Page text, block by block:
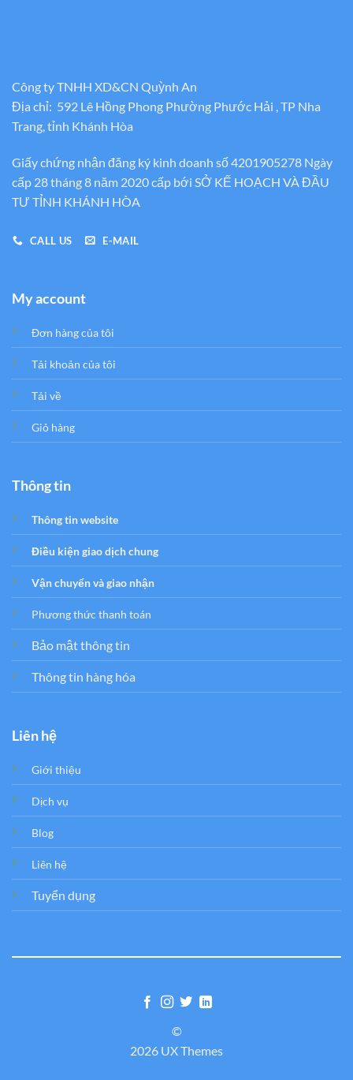
Công ty TNHH XD&CN Quỳnh An
Địa chỉ: 592 Lê Hồng Phong Phường Phước Hải , TP Nha
Trang, tỉnh Khánh Hòa
Giấy chứng nhận đăng ký kinh doanh số 4201905278 Ngày
cấp 28 tháng 8 năm 2020 cấp bới SỞ KẾ HOẠCH VÀ ĐẦU
TƯ TỈNH KHÁNH HÒA
CALL US E-MAIL
My account
Đơn hàng của tôi
Tải khoản của tôi
Tải về
Giỏ hàng
Thông tin
Thông tin website
Điều kiện giao dịch chung
Vận chuyển và giao nhận
Phương thức thanh toán
Bảo mật thông tin
Thông tin hàng hóa
Liên hệ
Giới thiệu
Dịch vụ
Blog
Liên hệ
Tuyển dụng
©
2026 UX Themes